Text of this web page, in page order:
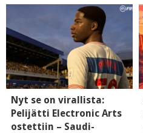
mielikuvaan brändistä
Nyt se on virallista:
Pelijätti Electronic Arts
ostettiin – Saudi-